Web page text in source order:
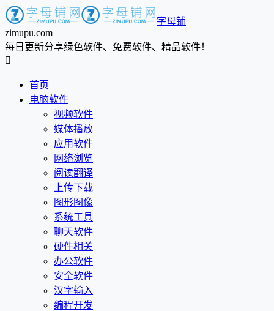
字母铺
zimupu.com
每日更新分享绿色软件、免费软件、精品软件！

首页
电脑软件
视频软件
媒体播放
应用软件
网络浏览
阅读翻译
上传下载
图形图像
系统工具
聊天软件
硬件相关
办公软件
安全软件
汉字输入
编程开发